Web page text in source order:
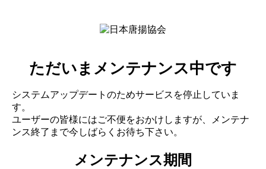
ただいまメンテナンス中です
システムアップデートのためサービスを停止していま
す。
ユーザーの皆様にはご不便をおかけしますが、メンテナ
ンス終了まで今しばらくお待ち下さい。
メンテナンス期間